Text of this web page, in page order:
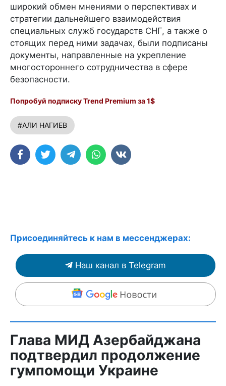
широкий обмен мнениями о перспективах и
стратегии дальнейшего взаимодействия
специальных служб государств СНГ, а также о
стоящих перед ними задачах, были подписаны
документы, направленные на укрепление
многостороннего сотрудничества в сфере
безопасности.
Попробуй подписку Trend Premium за 1$
#АЛИ НАГИЕВ
Присоединяйтесь к нам в мессенджерах:
Наш канал в Telegram
Глава МИД Азербайджана
подтвердил продолжение
гумпомощи Украине